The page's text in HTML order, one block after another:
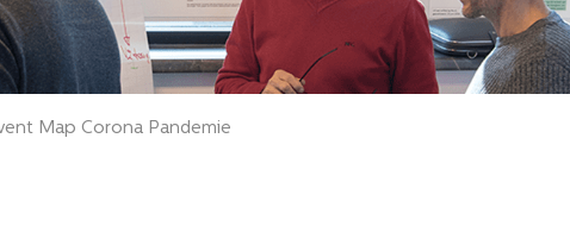
Map Corona Pandemie